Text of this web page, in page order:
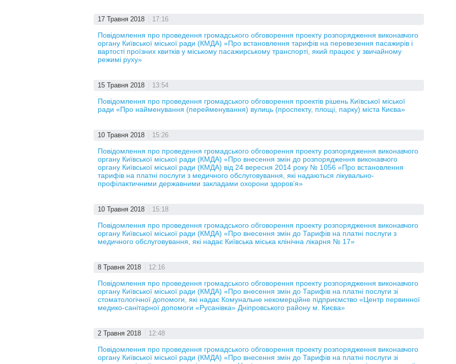
17 Травня 2018 17:16
Повідомлення про проведення громадського обговорення проекту розпорядження виконавчого
органу Київської міської ради (КМДА) «Про встановлення тарифів на перевезення пасажирів і
вартості проїзних квитків у міському пасажирському транспорті, який працює у звичайному
режимі руху»
15 Травня 2018 13:54
Повідомлення про проведення громадського обговорення проектів рішень Київської міської
ради «Про найменування (перейменування) вулиць (проспекту, площі, парку) міста Києва»
10 Травня 2018 15:26
Повідомлення про проведення громадського обговорення проекту розпорядження виконавчого
органу Київської міської ради (КМДА) «Про внесення змін до розпорядження виконавчого
органу Київської міської ради (КМДА) від 24 вересня 2014 року № 1056 «Про встановлення
тарифів на платні послуги з медичного обслуговування, які надаються лікувально-
профілактичними державними закладами охорони здоров’я»
10 Травня 2018 15:18
Повідомлення про проведення громадського обговорення проекту розпорядження виконавчого
органу Київської міської ради (КМДА) «Про внесення змін до Тарифів на платні послуги з
медичного обслуговування, які надає Київська міська клінічна лікарня № 17»
8 Травня 2018 12:16
Повідомлення про проведення громадського обговорення проекту розпорядження виконавчого
органу Київської міської ради (КМДА) «Про внесення змін до Тарифів на платні послуги зі
стоматологічної допомоги, які надає Комунальне некомерційне підприємство «Центр первинної
медико-санітарної допомоги «Русанівка» Дніпровського району м. Києва»
2 Травня 2018 12:48
Повідомлення про проведення громадського обговорення проекту розпорядження виконавчого
органу Київської міської ради (КМДА) «Про внесення змін до Тарифів на платні послуги зі